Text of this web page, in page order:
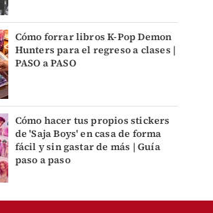
Cómo forrar libros K-Pop Demon
Hunters para el regreso a clases |
PASO a PASO
Cómo hacer tus propios stickers
de 'Saja Boys' en casa de forma
fácil y sin gastar de más | Guía
paso a paso